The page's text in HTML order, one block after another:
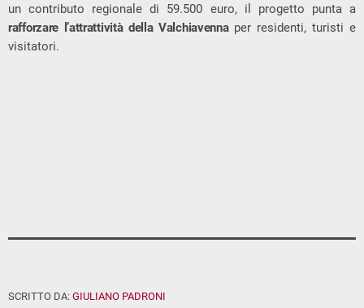
un contributo regionale di 59.500 euro, il progetto punta a
rafforzare l’attrattività della Valchiavennaper residenti, turisti e
visitatori.
SCRITTO DA: GIULIANO PADRONI